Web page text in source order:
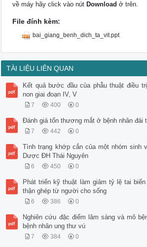
về máy hãy click vào nút Download ở trên.
File đính kèm:
bai_giang_benh_dich_ta_vit.ppt
TÀI LIỆU LIÊN QUAN
Kết quả bước đầu của phẫu thuật điều
non giai đoạn IV, V
7 400 0
Đánh giá tổn thương mắt ở bệnh nhân đái
7 442 0
Tình trạng khớp cắn của một nhóm sinh
Dược ĐH Thái Nguyên
6 450 0
Phát triển kỹ thuật làm giảm tỷ lệ tai
thận ghép từ người cho sống
6 386 0
Nghiên cứu đặc điểm lâm sàng và mô
bệnh nhân ung thư vú
7 384 0